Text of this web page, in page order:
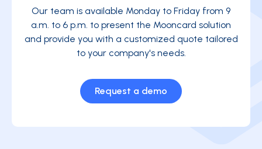
Our team is available Monday to Friday from 9
a.m. to 6 p.m. to present the Mooncard solution
and provide you with a customized quote tailored
to your company's needs.
Request a demo